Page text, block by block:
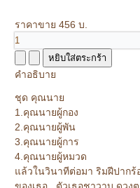
ราคาขาย 456 บ.
คำอธิบาย
ชุด คุณนาย
1.คุณนายผู้กอง
2.คุณนายผู้พัน
3.คุณนายผู้การ
4.คุณนายผู้หมวด
แล้วในวินาทีต่อมา ริมฝีปาก